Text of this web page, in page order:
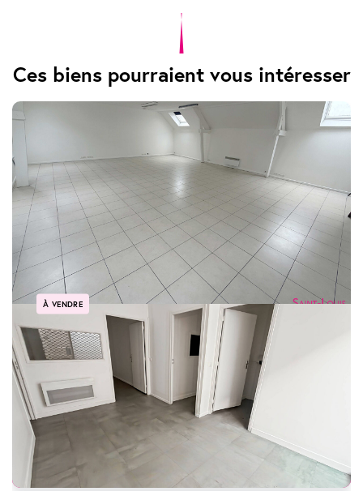
Ces biens pourraient vous intéresser
À VENDRE
POISSY
369 900 € Ref: 105430-cpy
164 m²